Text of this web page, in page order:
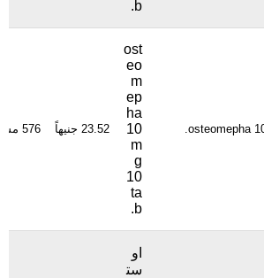
b.
ost
eo
m
ep
ha
10
m
g
10
ta
b.
23.52 جنيهاً 576 مشاهدة
او
ست